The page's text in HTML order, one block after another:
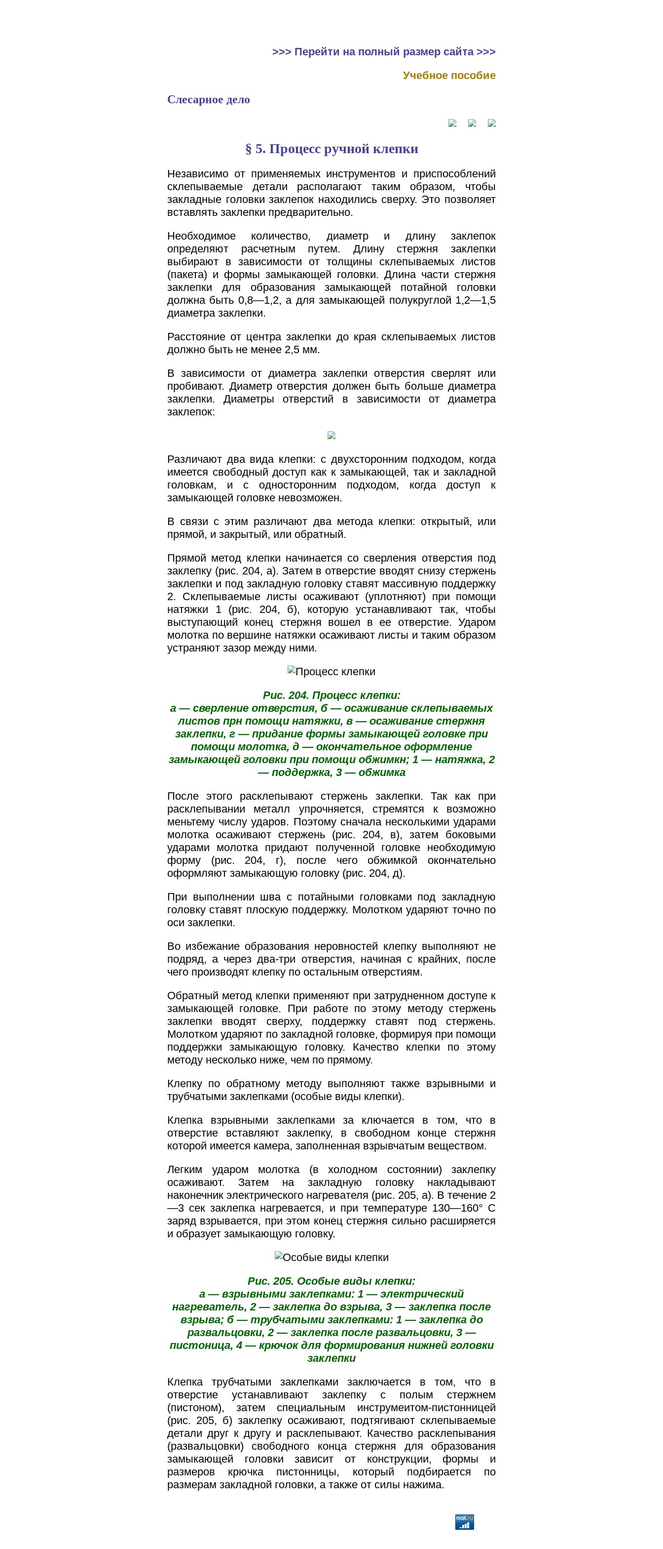
>>> Перейти на полный размер сайта >>>
Учебное пособие
Слесарное дело
§ 5. Процесс ручной клепки
Независимо от применяемых инструментов и приспособлений
склепываемые детали располагают таким образом, чтобы
закладные головки заклепок находились сверху. Это позволяет
вставлять заклепки предварительно.
Необходимое количество, диаметр и длину заклепок
определяют расчетным путем. Длину стержня заклепки
выбирают в зависимости от толщины склепываемых листов
(пакета) и формы замыкающей головки. Длина части стержня
заклепки для образования замыкающей потайной головки
должна быть 0,8—1,2, а для замыкающей полукруглой 1,2—1,5
диаметра заклепки.
Расстояние от центра заклепки до края склепываемых листов
должно быть не менее 2,5 мм.
В зависимости от диаметра заклепки отверстия сверлят или
пробивают. Диаметр отверстия должен быть больше диаметра
заклепки. Диаметры отверстий в зависимости от диаметра
заклепок:
Различают два вида клепки: с двухсторонним подходом, когда
имеется свободный доступ как к замыкающей, так и закладной
головкам, и с односторонним подходом, когда доступ к
замыкающей головке невозможен.
В связи с этим различают два метода клепки: открытый, или
прямой, и закрытый, или обратный.
Прямой метод клепки начинается со сверления отверстия под
заклепку (рис. 204, а). Затем в отверстие вводят снизу стержень
заклепки и под закладную головку ставят массивную поддержку
2. Склепываемые листы осаживают (уплотняют) при помощи
натяжки 1 (рис. 204, б), которую устанавливают так, чтобы
выступающий конец стержня вошел в ее отверстие. Ударом
молотка по вершине натяжки осаживают листы и таким образом
устраняют зазор между ними.
Рис. 204. Процесс клепки:
а — сверление отверстия, б — осаживание склепываемых
листов прн помощи натяжки, в — осаживание стержня
заклепки, г — придание формы замыкающей головке при
помощи молотка, д — окончательное оформление
замыкающей головки при помощи обжимкн; 1 — натяжка, 2
— поддержка, 3 — обжимка
После этого расклепывают стержень заклепки. Так как при
расклепывании металл упрочняется, стремятся к возможно
меньтему числу ударов. Поэтому сначала несколькими ударами
молотка осаживают стержень (рис. 204, в), затем боковыми
ударами молотка придают полученной головке необходимую
форму (рис. 204, г), после чего обжимкой окончательно
оформляют замыкающую головку (рис. 204, д).
При выполнении шва с потайными головками под закладную
головку ставят плоскую поддержку. Молотком ударяют точно по
оси заклепки.
Во избежание образования неровностей клепку выполняют не
подряд, а через два-три отверстия, начиная с крайних, после
чего производят клепку по остальным отверстиям.
Обратный метод клепки применяют при затрудненном доступе к
замыкающей головке. При работе по этому методу стержень
заклепки вводят сверху, поддержку ставят под стержень.
Молотком ударяют по закладной головке, формируя при помощи
поддержки замыкающую головку. Качество клепки по этому
методу несколько ниже, чем по прямому.
Клепку по обратному методу выполняют также взрывными и
трубчатыми заклепками (особые виды клепки).
Клепка взрывными заклепками за ключается в том, что в
отверстие вставляют заклепку, в свободном конце стержня
которой имеется камера, заполненная взрывчатым веществом.
Легким ударом молотка (в холодном состоянии) заклепку
осаживают. Затем на закладную головку накладывают
наконечник электрического нагревателя (рис. 205, а). В течение 2
—3 сек заклепка нагревается, и при температуре 130—160° С
заряд взрывается, при этом конец стержня сильно расширяется
и образует замыкающую головку.
Рис. 205. Особые виды клепки:
а — взрывными заклепками: 1 — электрический
нагреватель, 2 — заклепка до взрыва, 3 — заклепка после
взрыва; б — трубчатыми заклепками: 1 — заклепка до
развальцовки, 2 — заклепка после развальцовки, 3 —
пистоница, 4 — крючок для формирования нижней головки
заклепки
Клепка трубчатыми заклепками заключается в том, что в
отверстие устанавливают заклепку с полым стержнем
(пистоном), затем специальным инструмеитом-пистонницей
(рис. 205, б) заклепку осаживают, подтягивают склепываемые
детали друг к другу и расклепывают. Качество расклепывания
(развальцовки) свободного конца стержня для образования
замыкающей головки зависит от конструкции, формы и
размеров крючка пистонницы, который подбирается по
размерам закладной головки, а также от силы нажима.